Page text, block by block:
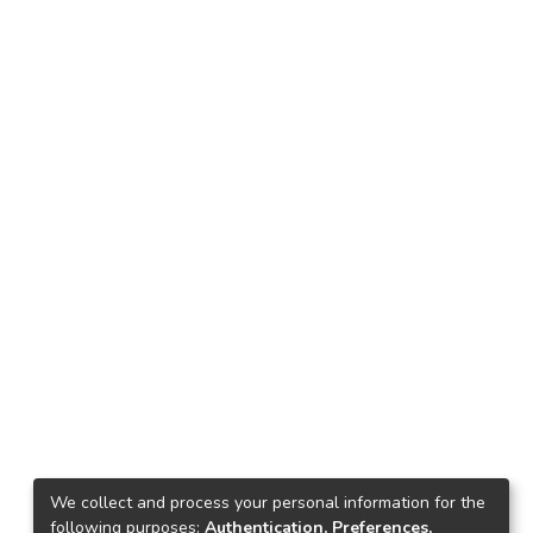
We collect and process your personal information for the
following purposes: Authentication, Preferences,